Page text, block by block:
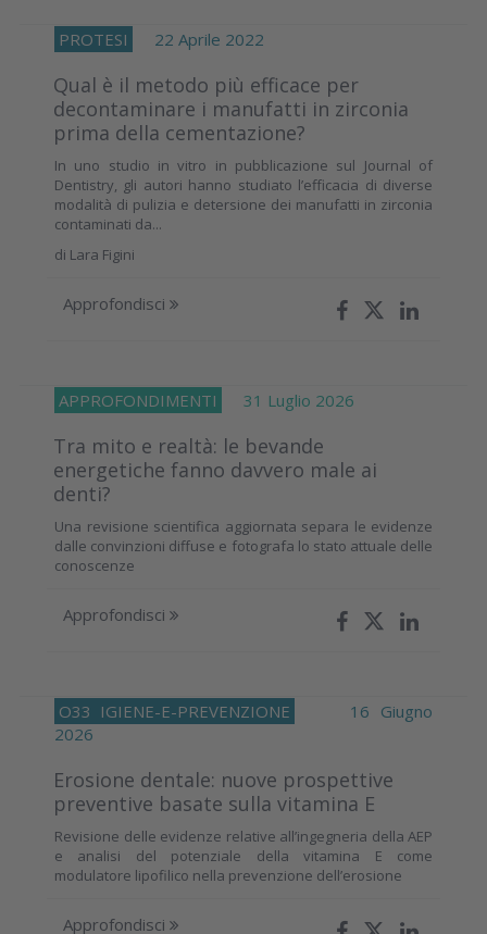
PROTESI 22 Aprile 2022
Qual è il metodo più efficace per
decontaminare i manufatti in zirconia
prima della cementazione?
In uno studio in vitro in pubblicazione sul Journal of
Dentistry, gli autori hanno studiato l’efficacia di diverse
modalità di pulizia e detersione dei manufatti in zirconia
contaminati da...
di Lara Figini
Approfondisci
APPROFONDIMENTI 31 Luglio 2026
Tra mito e realtà: le bevande
energetiche fanno davvero male ai
denti?
Una revisione scientifica aggiornata separa le evidenze
dalle convinzioni diffuse e fotografa lo stato attuale delle
conoscenze
Approfondisci
O33 IGIENE-E-PREVENZIONE
16 Giugno
2026
Erosione dentale: nuove prospettive
preventive basate sulla vitamina E
Revisione delle evidenze relative all’ingegneria della AEP
e analisi del potenziale della vitamina E come
modulatore lipofilico nella prevenzione dell’erosione
Approfondisci